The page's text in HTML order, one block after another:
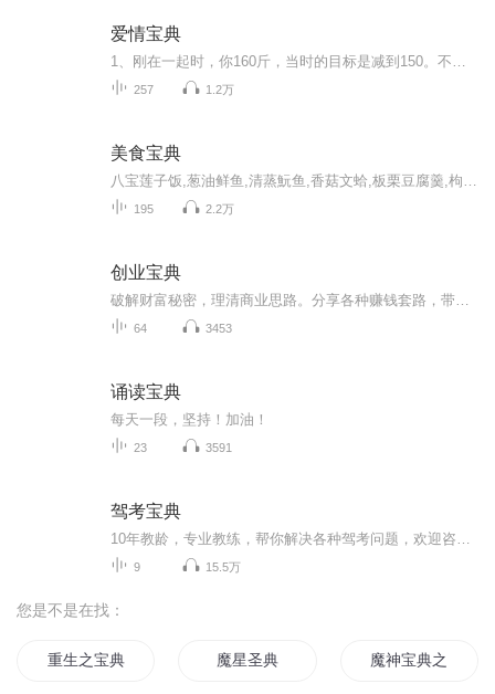
爱情宝典
257 1.2万
美食宝典
195 2.2万
创业宝典
64 3453
诵读宝典
每天一段，坚持！加油！
23 3591
驾考宝典
9 15.5万
您是不是在找：
重生之宝典 魔星圣典 魔神宝典之魔神